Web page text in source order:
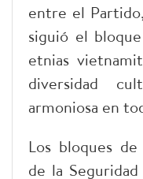
entre el
siguió el
etnias
diversidad
armoniosa en
Los bloques
de la